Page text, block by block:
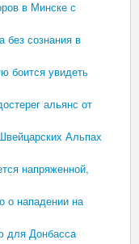
в Минске с
без сознания в
боится увидеть
альянс от
Альпах
напряженной,
о нападении на
для Донбасса